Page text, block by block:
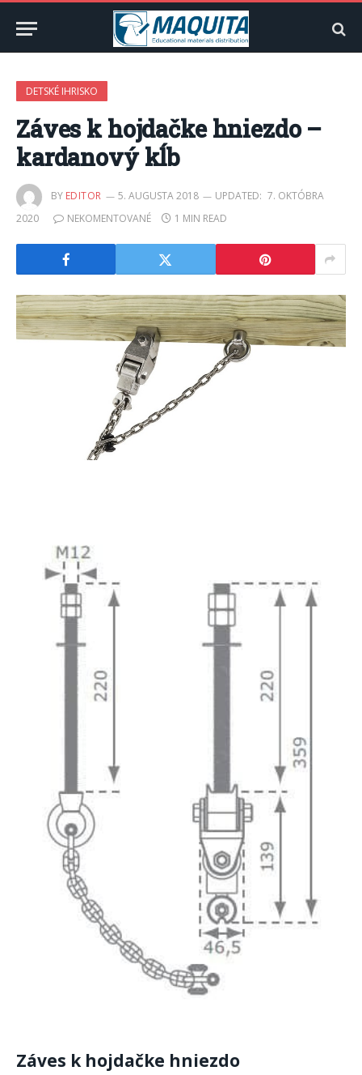
DETSKÉ IHRISKO
Záves k hojdačke hniezdo –
kardanový kĺb
BY EDITOR 5. AUGUSTA 2018 UPDATED: 7. OKTÓBRA
2020
NEKOMENTOVANÉ 1 MIN READ
Záves k hojdačke hniezdo